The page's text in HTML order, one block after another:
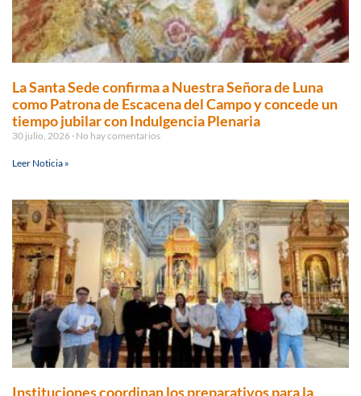
La Santa Sede confirma a Nuestra Señora de Luna
como Patrona de Escacena del Campo y concede un
tiempo jubilar con Indulgencia Plenaria
30 julio, 2026 No hay comentarios
Leer Noticia »
Instituciones coordinan los preparativos para la